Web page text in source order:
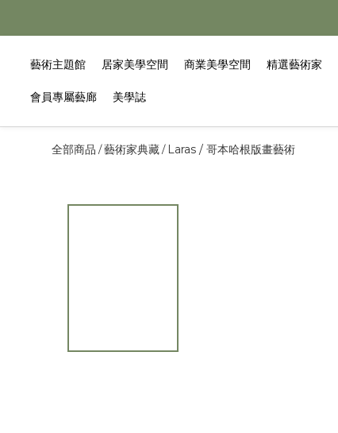
藝術主題館 居家美學空間 商業美學空間 精選藝術家
會員專屬藝廊 美學誌
全部商品 /藝術家典藏/ Laras / 哥本哈根版畫藝術